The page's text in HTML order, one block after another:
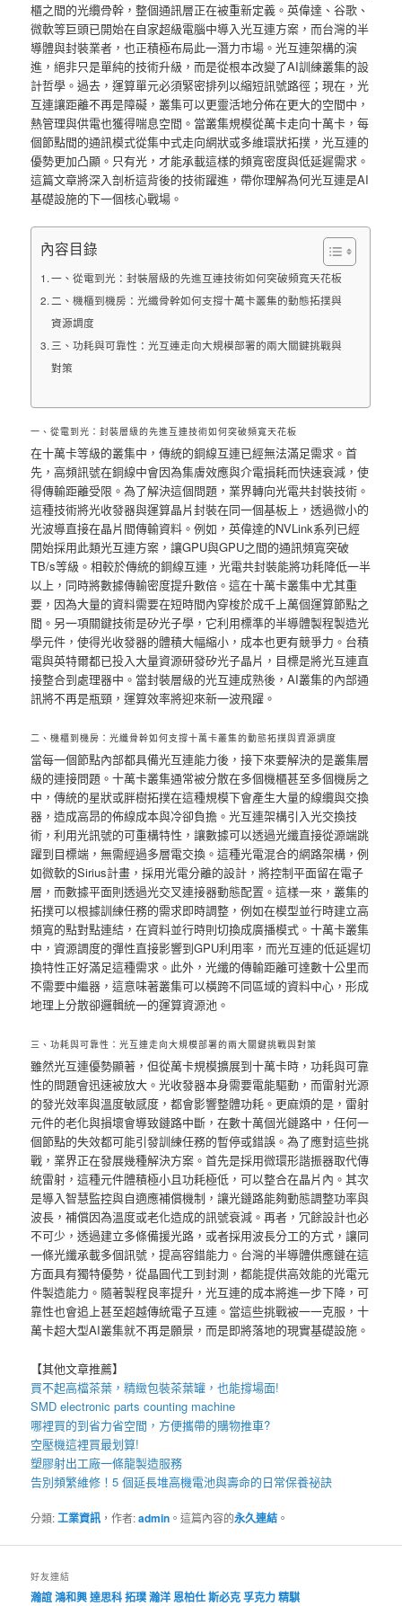
櫃之間的光纜骨幹，整個通訊層正在被重新定義。英偉達、谷歌、
微軟等巨頭已開始在自家超級電腦中導入光互連方案，而台灣的半
導體與封裝業者，也正積極布局此一潛力市場。光互連架構的演
進，絕非只是單純的技術升級，而是從根本改變了AI訓練叢集的設
計哲學。過去，運算單元必須緊密排列以縮短訊號路徑；現在，光
互連讓距離不再是障礙，叢集可以更靈活地分佈在更大的空間中，
熱管理與供電也獲得喘息空間。當叢集規模從萬卡走向十萬卡，每
個節點間的通訊模式從集中式走向網狀或多維環狀拓撲，光互連的
優勢更加凸顯。只有光，才能承載這樣的頻寬密度與低延遲需求。
這篇文章將深入剖析這背後的技術躍進，帶你理解為何光互連是AI
基礎設施的下一個核心戰場。
內容目錄
一、從電到光：封裝層級的先進互連技術如何突破頻寬天花板
二、機櫃到機房：光纖骨幹如何支撐十萬卡叢集的動態拓撲與
資源調度
三、功耗與可靠性：光互連走向大規模部署的兩大關鍵挑戰與
對策
一、從電到光：封裝層級的先進互連技術如何突破頻寬天花板
在十萬卡等級的叢集中，傳統的銅線互連已經無法滿足需求。首
先，高頻訊號在銅線中會因為集膚效應與介電損耗而快速衰減，使
得傳輸距離受限。為了解決這個問題，業界轉向光電共封裝技術。
這種技術將光收發器與運算晶片封裝在同一個基板上，透過微小的
光波導直接在晶片間傳輸資料。例如，英偉達的NVLink系列已經
開始採用此類光互連方案，讓GPU與GPU之間的通訊頻寬突破
TB/s等級。相較於傳統的銅線互連，光電共封裝能將功耗降低一半
以上，同時將數據傳輸密度提升數倍。這在十萬卡叢集中尤其重
要，因為大量的資料需要在短時間內穿梭於成千上萬個運算節點之
間。另一項關鍵技術是矽光子學，它利用標準的半導體製程製造光
學元件，使得光收發器的體積大幅縮小，成本也更有競爭力。台積
電與英特爾都已投入大量資源研發矽光子晶片，目標是將光互連直
接整合到處理器中。當封裝層級的光互連成熟後，AI叢集的內部通
訊將不再是瓶頸，運算效率將迎來新一波飛躍。
二、機櫃到機房：光纖骨幹如何支撐十萬卡叢集的動態拓撲與資源調度
當每一個節點內部都具備光互連能力後，接下來要解決的是叢集層
級的連接問題。十萬卡叢集通常被分散在多個機櫃甚至多個機房之
中，傳統的星狀或胖樹拓撲在這種規模下會產生大量的線纜與交換
器，造成高昂的佈線成本與冷卻負擔。光互連架構引入光交換技
術，利用光訊號的可重構特性，讓數據可以透過光纖直接從源端跳
躍到目標端，無需經過多層電交換。這種光電混合的網路架構，例
如微軟的Sirius計畫，採用光電分離的設計，將控制平面留在電子
層，而數據平面則透過光交叉連接器動態配置。這樣一來，叢集的
拓撲可以根據訓練任務的需求即時調整，例如在模型並行時建立高
頻寬的點對點連結，在資料並行時則切換成廣播模式。十萬卡叢集
中，資源調度的彈性直接影響到GPU利用率，而光互連的低延遲切
換特性正好滿足這種需求。此外，光纖的傳輸距離可達數十公里而
不需要中繼器，這意味著叢集可以橫跨不同區域的資料中心，形成
地理上分散卻邏輯統一的運算資源池。
三、功耗與可靠性：光互連走向大規模部署的兩大關鍵挑戰與對策
雖然光互連優勢顯著，但從萬卡規模擴展到十萬卡時，功耗與可靠
性的問題會迅速被放大。光收發器本身需要電能驅動，而雷射光源
的發光效率與溫度敏感度，都會影響整體功耗。更麻煩的是，雷射
元件的老化與損壞會導致鏈路中斷，在數十萬個光鏈路中，任何一
個節點的失效都可能引發訓練任務的暫停或錯誤。為了應對這些挑
戰，業界正在發展幾種解決方案。首先是採用微環形諧振器取代傳
統雷射，這種元件體積極小且功耗極低，可以整合在晶片內。其次
是導入智慧監控與自適應補償機制，讓光鏈路能夠動態調整功率與
波長，補償因為溫度或老化造成的訊號衰減。再者，冗餘設計也必
不可少，透過建立多條備援光路，或者採用波長分工的方式，讓同
一條光纖承載多個訊號，提高容錯能力。台灣的半導體供應鏈在這
方面具有獨特優勢，從晶圓代工到封測，都能提供高效能的光電元
件製造能力。隨著製程良率提升，光互連的成本將進一步下降，可
靠性也會追上甚至超越傳統電子互連。當這些挑戰被一一克服，十
萬卡超大型AI叢集就不再是願景，而是即將落地的現實基礎設施。
【其他文章推薦】
買不起高檔茶葉，精緻包裝茶葉罐 ，也能撐場面!
SMD electronic parts counting machine
哪裡買的到省力省空間，方便攜帶的購物推車?
空壓機這裡買最划算!
塑膠射出工廠一條龍製造服務
告別頻繁維修！5 個延長堆高機電池與壽命的日常保養祕訣
分類:工業資訊 ，作者:admin 。這篇內容的永久連結 。
好友連結
瀚誼鴻和興達思科拓璞瀚洋恩柏仕斯必克孚克力精騏